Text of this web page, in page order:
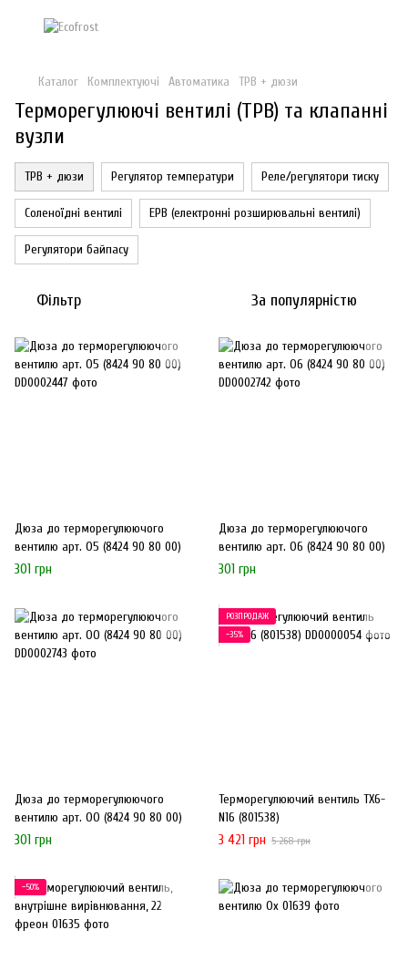
Каталог Комплектуючі Автоматика ТРВ + дюзи
Терморегулюючі вентилі (ТРВ) та клапанні
вузли
ТРВ + дюзи Регулятор температури Реле/регулятори тиску
Соленоїдні вентилі ЕРВ (електронні розширювальні вентилі)
Регулятори байпасу
Фільтр За популярністю
Дюза до терморегулюючого
вентилю арт. О5 (8424 90 80 00)
301 грн
Дюза до терморегулюючого
вентилю арт. О6 (8424 90 80 00)
301 грн
Дюза до терморегулюючого
вентилю арт. ОО (8424 90 80 00)
301 грн
РОЗПРОДАЖ
−35%
Терморегулюючий вентиль ТХ6-
N16 (801538)
3 421 грн 5 268 грн
−50%